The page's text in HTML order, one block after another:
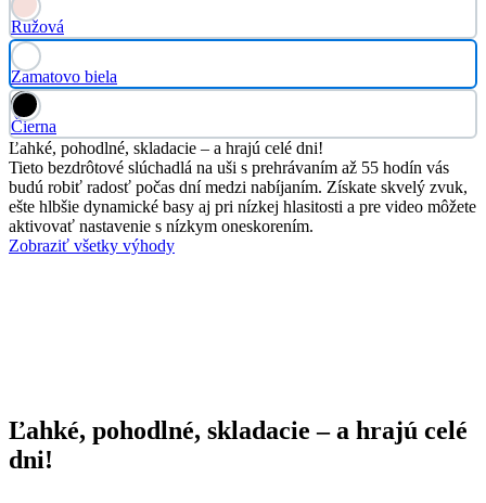
Ružová
Zamatovo biela
Čierna
Ľahké, pohodlné, skladacie – a hrajú celé dni!
Tieto bezdrôtové slúchadlá na uši s prehrávaním až 55 hodín vás
budú robiť radosť počas dní medzi nabíjaním. Získate skvelý zvuk,
ešte hlbšie dynamické basy aj pri nízkej hlasitosti a pre video môžete
aktivovať nastavenie s nízkym oneskorením.
Zobraziť všetky výhody
Ľahké, pohodlné, skladacie – a hrajú celé
dni!